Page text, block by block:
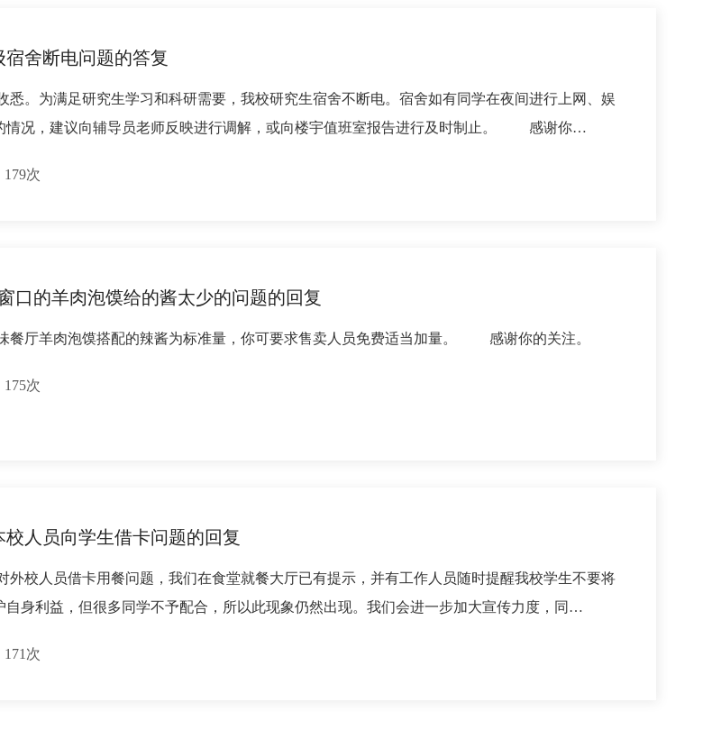
舍断电问题的答复
为满足研究生学习和科研需要，我校研究生宿舍不断电。宿舍如有同学在夜间进行上网、娱
情况，建议向辅导员老师反映进行调解，或向楼宇值班室报告进行及时制止。 感谢你…
次
口的羊肉泡馍给的酱太少的问题的回复
厅羊肉泡馍搭配的辣酱为标准量，你可要求售卖人员免费适当加量。 感谢你的关注。
次
人员向学生借卡问题的回复
人员借卡用餐问题，我们在食堂就餐大厅已有提示，并有工作人员随时提醒我校学生不要将
自身利益，但很多同学不予配合，所以此现象仍然出现。我们会进一步加大宣传力度，同…
次